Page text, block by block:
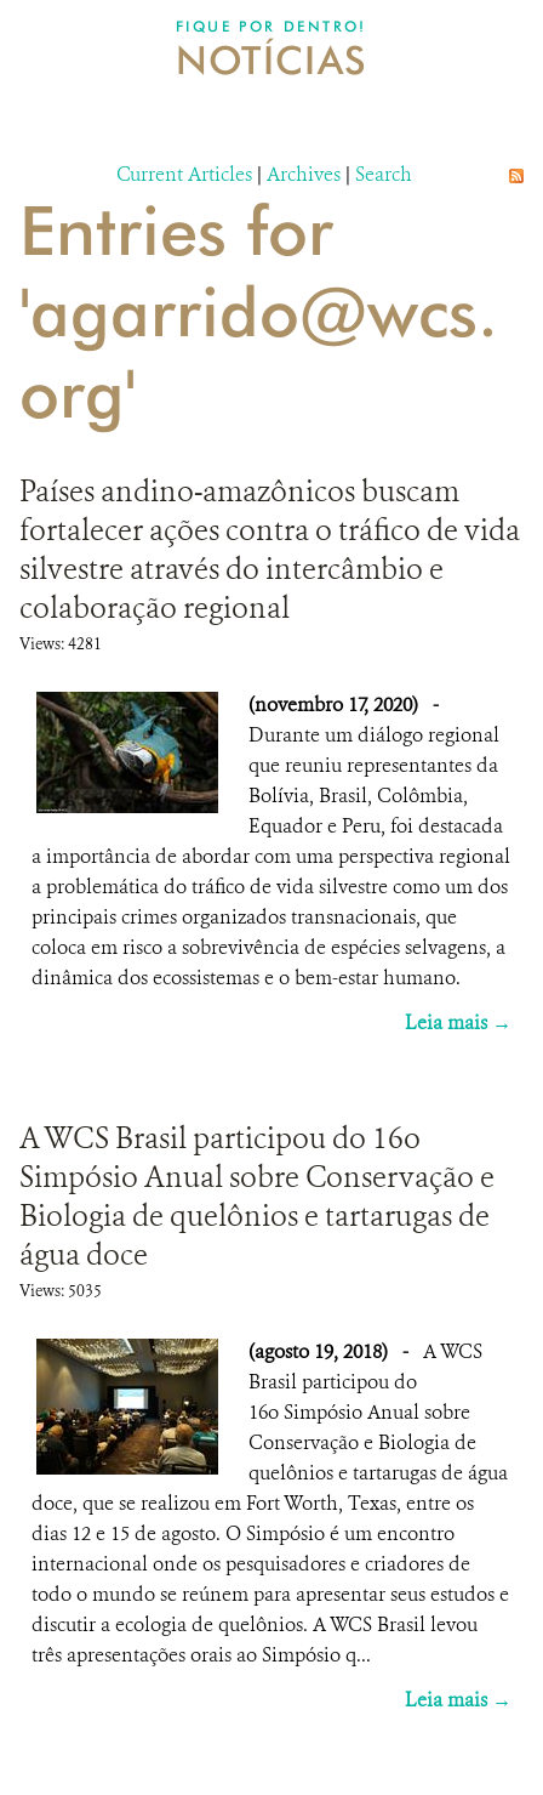
FIQUE POR DENTRO!
NOTÍCIAS
Current Articles | Archives | Search
Entries for
'agarrido@wcs.
org'
Países andino-amazônicos buscam
fortalecer ações contra o tráfico de vida
silvestre através do intercâmbio e
colaboração regional
Views: 4281
(novembro 17, 2020) -
Durante um diálogo regional
que reuniu representantes da
Bolívia, Brasil, Colômbia,
Equador e Peru, foi destacada
a importância de abordar com uma perspectiva regional
a problemática do tráfico de vida silvestre como um dos
principais crimes organizados transnacionais, que
coloca em risco a sobrevivência de espécies selvagens, a
dinâmica dos ecossistemas e o bem-estar humano.
Leia mais →
A WCS Brasil participou do 16o
Simpósio Anual sobre Conservação e
Biologia de quelônios e tartarugas de
água doce
Views: 5035
(agosto 19, 2018) - A WCS
Brasil participou do
16o Simpósio Anual sobre
Conservação e Biologia de
quelônios e tartarugas de água
doce, que se realizou em Fort Worth, Texas, entre os
dias 12 e 15 de agosto. O Simpósio é um encontro
internacional onde os pesquisadores e criadores de
todo o mundo se reúnem para apresentar seus estudos e
discutir a ecologia de quelônios. A WCS Brasil levou
três apresentações orais ao Simpósio q...
Leia mais →